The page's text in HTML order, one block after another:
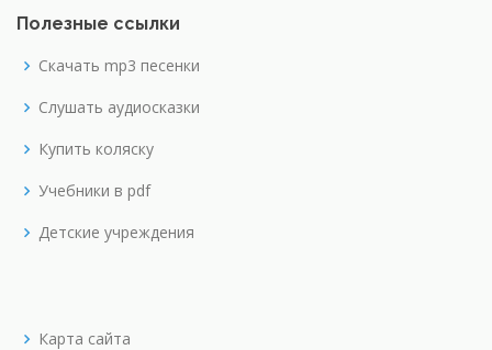
Полезные ссылки
Скачать mp3 песенки
Слушать аудиосказки
Купить коляску
Учебники в pdf
Детские учреждения
Карта сайта